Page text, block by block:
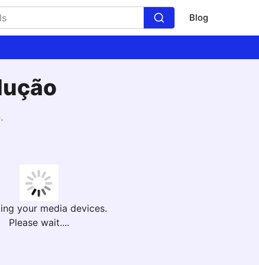
Blog
your media devices.
Please wait....